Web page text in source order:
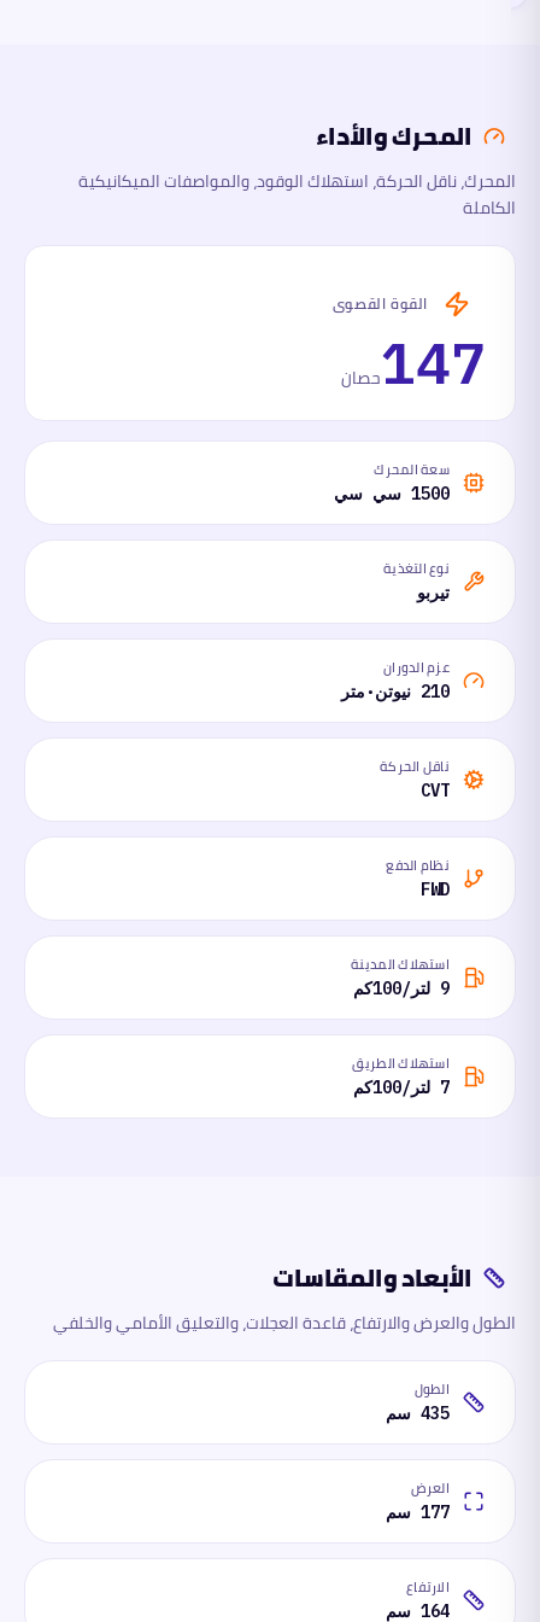
الأبعاد
ما
لها
وما
عليها
المحرك والأداء
المحرك، ناقل الحركة، استهلاك الوقود، والمواصفات الميكانيكية
الكاملة
القوة القصوى
147حصان
سعة المحرك
1500 سي سي
نوع التغذية
تيربو
عزم الدوران
210 نيوتن·متر
ناقل الحركة
CVT
نظام الدفع
FWD
استهلاك المدينة
9 لتر/100كم
استهلاك الطريق
7 لتر/100كم
الأبعاد والمقاسات
الطول والعرض والارتفاع، قاعدة العجلات، والتعليق الأمامي والخلفي
الطول
435 سم
العرض
177 سم
الارتفاع
164 سم